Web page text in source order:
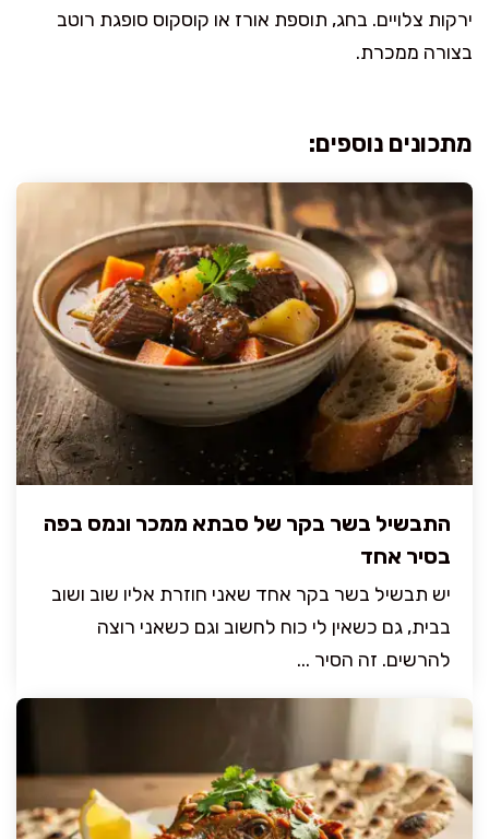
ירקות צלויים. בחג, תוספת אורז או קוסקוס סופגת רוטב
בצורה ממכרת.
מתכונים נוספים:
התבשיל בשר בקר של סבתא ממכר ונמס בפה
בסיר אחד
יש תבשיל בשר בקר אחד שאני חוזרת אליו שוב ושוב
בבית, גם כשאין לי כוח לחשוב וגם כשאני רוצה
להרשים. זה הסיר ...